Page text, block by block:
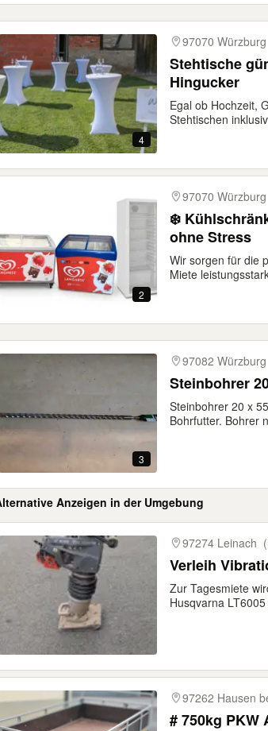
4
97070 Würzburg
Stehtische
Hingucker
Egal ob Hochzeit,
Stehtischen
2
97070 Würzburg
❄️
ohne Stress
Wir sorgen für die
Miete
3
97082 Würzburg
Steinbohrer
Steinbohrer 20 x
Bohrfutter. Bohrer
Anzeigen in der Umgebung
97274 Leinach
Verleih
Zur Tagesmiete
Husqvarna
97262 Hausen
# 750kg PKW